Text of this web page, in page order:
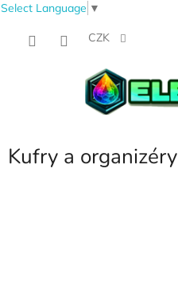
Select Language ▼
CZK
Kufry a organizéry